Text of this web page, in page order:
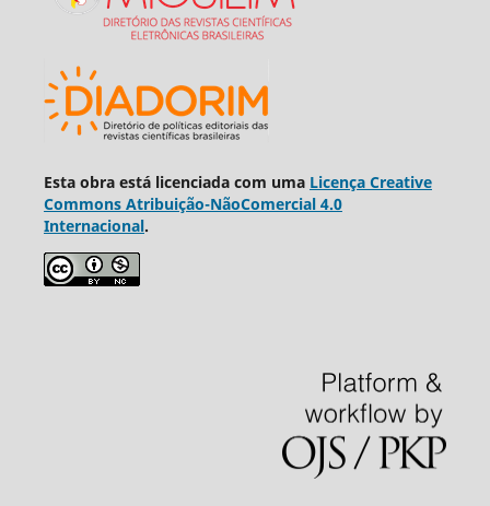
Esta obra está licenciada com uma Licença Creative
Commons Atribuição-NãoComercial 4.0
Internacional.